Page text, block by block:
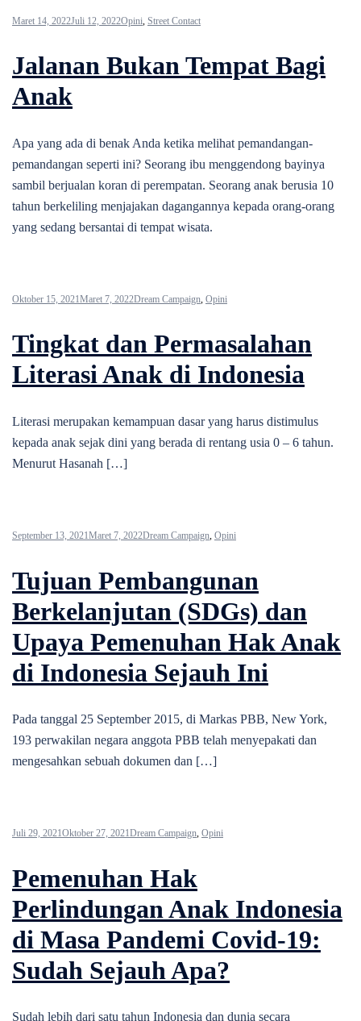
Maret 14, 2022Juli 12, 2022Opini Street Contact
Jalanan Bukan Tempat Bagi
Anak
Apa yang ada di benak Anda ketika melihat pemandangan-
pemandangan seperti ini? Seorang ibu menggendong bayinya
sambil berjualan koran di perempatan. Seorang anak berusia 10
tahun berkeliling menjajakan dagangannya kepada orang-orang
yang sedang bersantai di tempat wisata.
Oktober 15, 2021Maret 7, 2022Dream Campaign, Opini
Tingkat dan Permasalahan
Literasi Anak di Indonesia
Literasi merupakan kemampuan dasar yang harus distimulus
kepada anak sejak dini yang berada di rentang usia 0 – 6 tahun.
Menurut Hasanah […]
September 13, 2021Maret 7, 2022Dream Campaign, Opini
Tujuan Pembangunan
Berkelanjutan (SDGs) dan
Upaya Pemenuhan Hak Anak
di Indonesia Sejauh Ini
Pada tanggal 25 September 2015, di Markas PBB, New York,
193 perwakilan negara anggota PBB telah menyepakati dan
mengesahkan sebuah dokumen dan […]
Juli 29, 2021Oktober 27, 2021Dream Campaign, Opini
Pemenuhan Hak
Perlindungan Anak Indonesia
di Masa Pandemi Covid-19:
Sudah Sejauh Apa?
Sudah lebih dari satu tahun Indonesia dan dunia secara